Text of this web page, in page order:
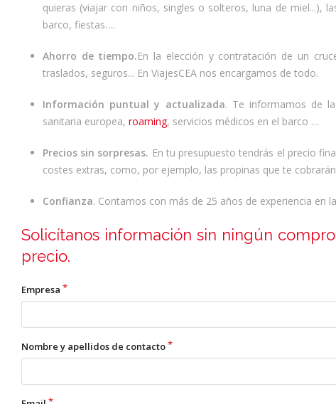
quieras (viajar con niños, singles o solteros, luna de miel...),
barco, fiestas….
Ahorro de tiempo.En la elección y contratación de un
traslados, seguros... En ViajesCEA nos encargamos de todo.
Información puntual y actualizada. Te informamos de
sanitaria europea, roaming, servicios médicos en el barco …
Precios sin sorpresas. En tu presupuesto tendrás el precio
costes extras, como, por ejemplo, las propinas que te
Confianza. Contamos con más de 25 años de experiencia en
Solicítanos información sin ningún
precio.
Empresa
Nombre y apellidos de contacto